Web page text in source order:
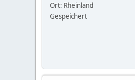
Ort: Rheinland
Gespeichert